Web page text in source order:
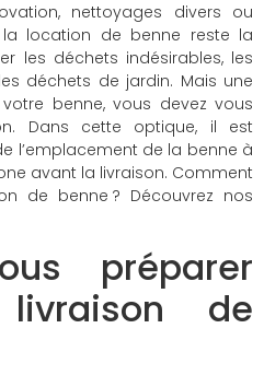
nettoyages divers ou
la location de benne reste la
les déchets indésirables, les
déchets de jardin. Mais une
benne, vous devez vous
Dans cette optique, il est
l’emplacement de la benne à
avant la livraison. Comment
de benne ? Découvrez nos
préparer
de